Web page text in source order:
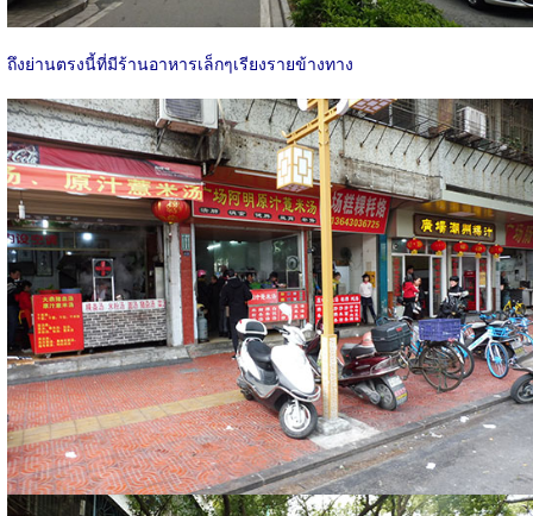
ถึงย่านตรงนี้ที่มีร้านอาหารเล็กๆเรียงรายข้างทาง